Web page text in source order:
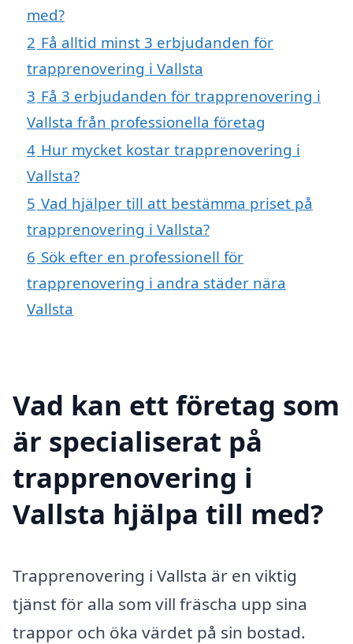
med?
2 Få alltid minst 3 erbjudanden för
trapprenovering i Vallsta
3 Få 3 erbjudanden för trapprenovering i
Vallsta från professionella företag
4 Hur mycket kostar trapprenovering i
Vallsta?
5 Vad hjälper till att bestämma priset på
trapprenovering i Vallsta?
6 Sök efter en professionell för
trapprenovering i andra städer nära
Vallsta
Vad kan ett företag som
är specialiserat på
trapprenovering i
Vallsta hjälpa till med?
Trapprenovering i Vallsta är en viktig
tjänst för alla som vill fräscha upp sina
trappor och öka värdet på sin bostad.